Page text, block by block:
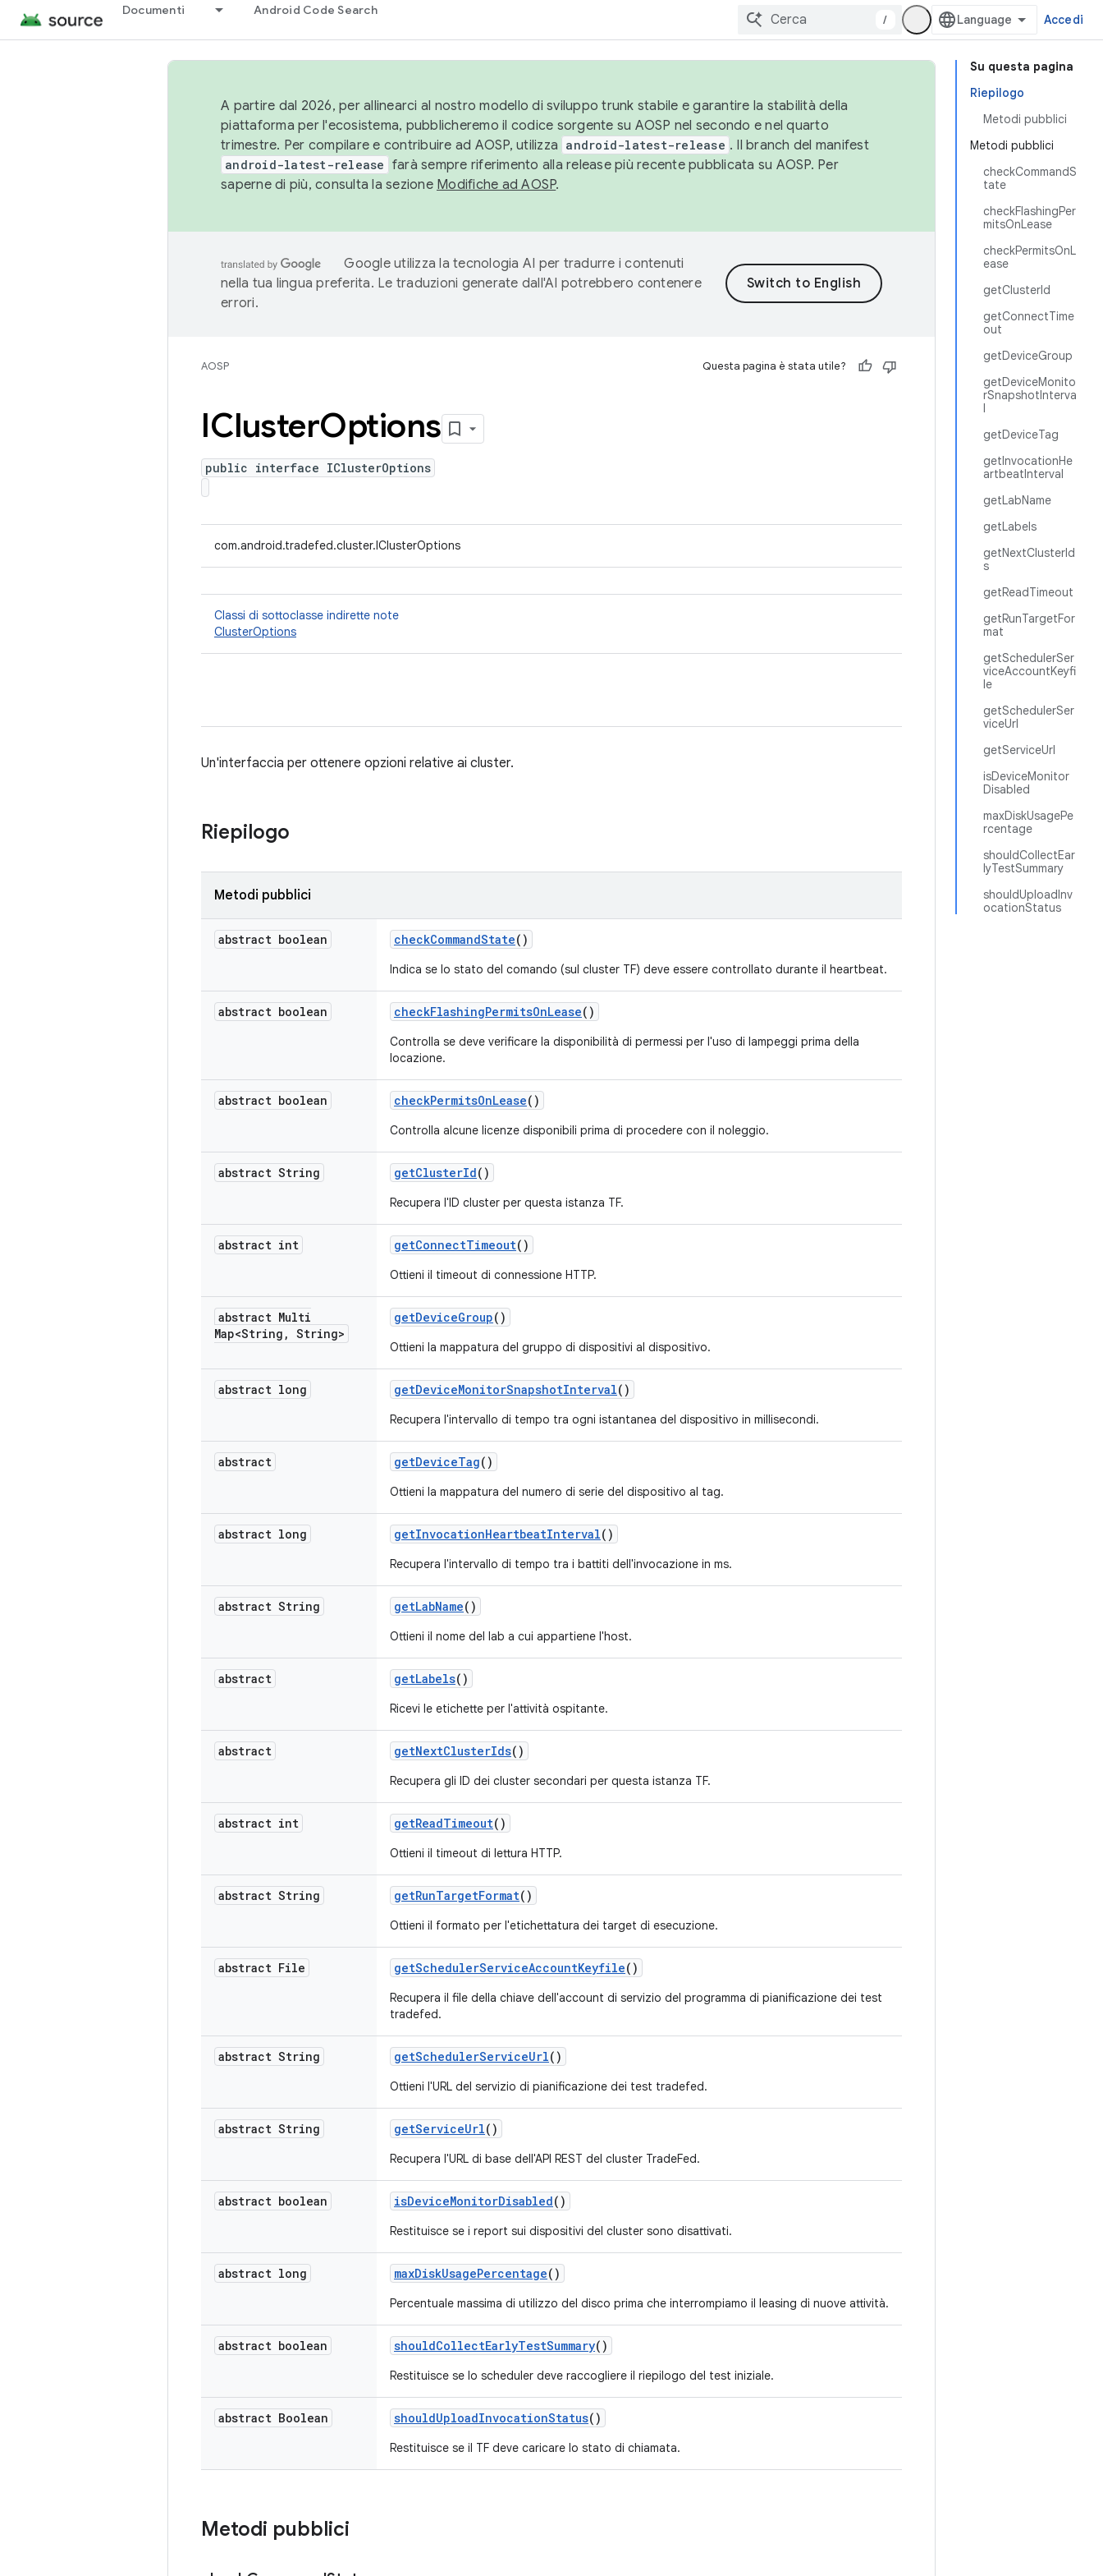
Documenti Android Code Search
/ Accedi
Su questa pagina
Riepilogo
Metodi pubblici
Metodi pubblici
checkCommandS
tate
checkFlashingPer
mitsOnLease
checkPermitsOnL
ease
getClusterId
getConnectTime
out
getDeviceGroup
getDeviceMonito
rSnapshotInterva
l
getDeviceTag
getInvocationHe
artbeatInterval
getLabName
getLabels
getNextClusterId
s
getReadTimeout
getRunTargetFor
mat
getSchedulerSer
viceAccountKeyfi
le
getSchedulerSer
viceUrl
getServiceUrl
isDeviceMonitor
Disabled
maxDiskUsagePe
rcentage
shouldCollectEar
lyTestSummary
shouldUploadInv
ocationStatus
A partire dal 2026, per allinearci al nostro modello di sviluppo trunk stabile e garantire la stabilità della
piattaforma per l'ecosistema, pubblicheremo il codice sorgente su AOSP nel secondo e nel quarto
trimestre. Per compilare e contribuire ad AOSP, utilizza android-latest-release . Il branch del manifest
android-latest-release farà sempre riferimento alla release più recente pubblicata su AOSP. Per
saperne di più, consulta la sezione Modifiche ad AOSP.
Google utilizza la tecnologia AI per tradurre i contenuti
nella tua lingua preferita. Le traduzioni generate dall'AI potrebbero contenere
errori.
AOSP Questa pagina è stata utile?
IClusterOptions
public interface IClusterOptions
com.android.tradefed.cluster.IClusterOptions
Classi di sottoclasse indirette note
ClusterOptions
Un'interfaccia per ottenere opzioni relative ai cluster.
Riepilogo
Metodi pubblici
abstract boolean checkCommandState()
Indica se lo stato del comando (sul cluster TF) deve essere controllato durante il heartbeat.
abstract boolean checkFlashingPermitsOnLease()
Controlla se deve verificare la disponibilità di permessi per l'uso di lampeggi prima della
locazione.
abstract boolean checkPermitsOnLease()
Controlla alcune licenze disponibili prima di procedere con il noleggio.
abstract String getClusterId()
Recupera l'ID cluster per questa istanza TF.
abstract int getConnectTimeout()
Ottieni il timeout di connessione HTTP.
abstract Multi
Map<String , String>
getDeviceGroup()
Ottieni la mappatura del gruppo di dispositivi al dispositivo.
abstract long getDeviceMonitorSnapshotInterval()
Recupera l'intervallo di tempo tra ogni istantanea del dispositivo in millisecondi.
abstract getDeviceTag()
Ottieni la mappatura del numero di serie del dispositivo al tag.
abstract long getInvocationHeartbeatInterval()
Recupera l'intervallo di tempo tra i battiti dell'invocazione in ms.
abstract String getLabName()
Ottieni il nome del lab a cui appartiene l'host.
abstract getLabels()
Ricevi le etichette per l'attività ospitante.
abstract getNextClusterIds()
Recupera gli ID dei cluster secondari per questa istanza TF.
abstract int getReadTimeout()
Ottieni il timeout di lettura HTTP.
abstract String getRunTargetFormat()
Ottieni il formato per l'etichettatura dei target di esecuzione.
abstract File getSchedulerServiceAccountKeyfile()
Recupera il file della chiave dell'account di servizio del programma di pianificazione dei test
tradefed.
abstract String getSchedulerServiceUrl()
Ottieni l'URL del servizio di pianificazione dei test tradefed.
abstract String getServiceUrl()
Recupera l'URL di base dell'API REST del cluster TradeFed.
abstract boolean isDeviceMonitorDisabled()
Restituisce se i report sui dispositivi del cluster sono disattivati.
abstract long maxDiskUsagePercentage()
Percentuale massima di utilizzo del disco prima che interrompiamo il leasing di nuove attività.
abstract boolean shouldCollectEarlyTestSummary()
Restituisce se lo scheduler deve raccogliere il riepilogo del test iniziale.
abstract Boolean shouldUploadInvocationStatus()
Restituisce se il TF deve caricare lo stato di chiamata.
Metodi pubblici